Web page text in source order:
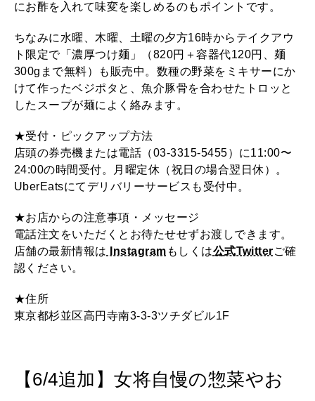
にお酢を入れて味変を楽しめるのもポイントです。
ちなみに水曜、木曜、土曜の夕方16時からテイクアウ
ト限定で「濃厚つけ麺」（820円＋容器代120円、麺
300gまで無料）も販売中。数種の野菜をミキサーにか
けて作ったベジポタと、魚介豚骨を合わせたトロッと
したスープが麺によく絡みます。
★受付・ピックアップ方法
店頭の券売機または電話（03-3315-5455）に11:00〜
24:00の時間受付。月曜定休（祝日の場合翌日休）。
UberEatsにてデリバリーサービスも受付中。
★お店からの注意事項・メッセージ
電話注文をいただくとお待たせせずお渡しできます。
店舗の最新情報は
Instagram もしくは公式Twitterご確
認ください。
★住所
東京都杉並区高円寺南3-3-3ツチダビル1F
【6/4追加】女将自慢の惣菜やお